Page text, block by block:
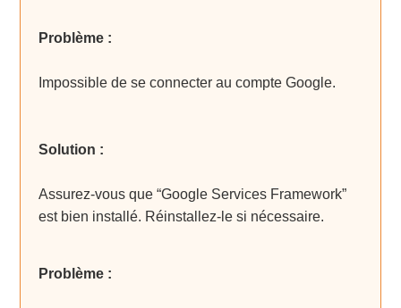
Problème :
Impossible de se connecter au compte Google.
Solution :
Assurez-vous que “Google Services Framework”
est bien installé. Réinstallez-le si nécessaire.
Problème :